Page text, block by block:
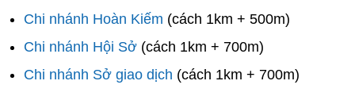
Chi nhánh Hoàn Kiếm (cách 1km + 500m)
Chi nhánh Hội Sở (cách 1km + 700m)
Chi nhánh Sở giao dịch (cách 1km + 700m)